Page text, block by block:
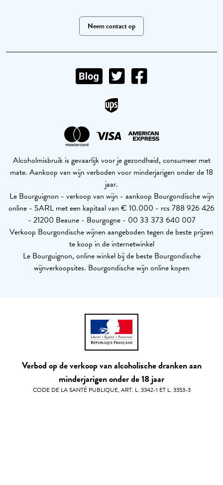
Neem contact op
Alcoholmisbruik is gevaarlijk voor je gezondheid, consumeer met
mate. Aankoop van wijn verboden voor minderjarigen onder de 18
jaar.
Le Bourguignon - verkoop van wijn - aankoop Bourgondische wijn
online - SARL met een kapitaal van € 10.000 - rcs 788 926 426
- 21200 Beaune - Bourgogne - 00 33 373 640 007
Verkoop Bourgondische wijnen aangeboden tegen de beste prijzen
te koop in de internetwinkel
Le Bourguignon, online winkel bij de beste Bourgondische
wijnverkoopsites. Bourgondische wijn online kopen
Verbod op de verkoop van alcoholische dranken aan
minderjarigen onder de 18 jaar
CODE DE LA SANTÉ PUBLIQUE, ART. L. 3342-1 ET L. 3353-3